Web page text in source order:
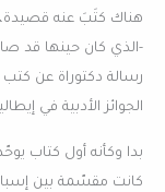
هناك كتَبَ عنه
-الذي كان حينها قد
رسالة دكتوراة عن كتب
الجوائز الأدبية في
بدا وكأنه أول كتاب يوحّد
كانت مقسّمة بين إسبانيا